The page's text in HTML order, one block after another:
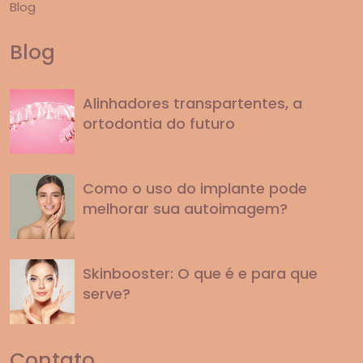
Blog
Blog
Alinhadores transpartentes, a
ortodontia do futuro
Como o uso do implante pode
melhorar sua autoimagem?
Skinbooster: O que é e para que
serve?